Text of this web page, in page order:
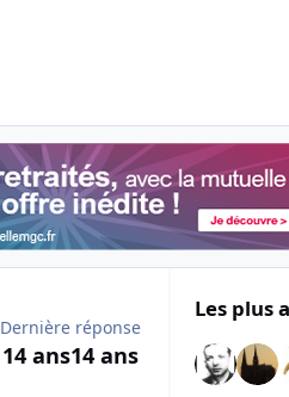
Dernière réponse
14 ans14 ans
Les plus